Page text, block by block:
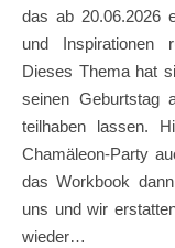
das ab 20.06.2026
und Inspirationen
Dieses Thema hat
seinen Geburtstag
teilhaben lassen.
Chamäleon-Party
das Workbook
uns und wir
wieder…